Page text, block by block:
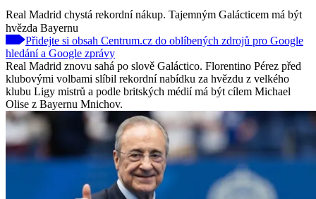
Real Madrid chystá rekordní nákup. Tajemným Galácticem má být
hvězda Bayernu
Přidejte si obsah Centrum.cz do oblíbených zdrojů pro Google
hledání a Google zprávy
Real Madrid znovu sahá po slově Galáctico. Florentino Pérez před
klubovými volbami slíbil rekordní nabídku za hvězdu z velkého
klubu Ligy mistrů a podle britských médií má být cílem Michael
Olise z Bayernu Mnichov.